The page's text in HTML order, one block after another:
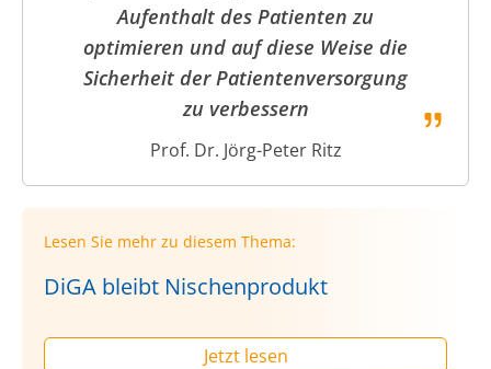
Aufenthalt des Patienten zu
optimieren und auf diese Weise die
Sicherheit der Patientenversorgung
zu verbessern
Prof. Dr. Jörg-Peter Ritz
Lesen Sie mehr zu diesem Thema:
DiGA bleibt Nischenprodukt
Jetzt lesen